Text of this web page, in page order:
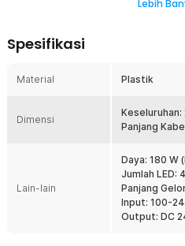
Pengering kutek kuku ini adalah
Anda tidak perlu khawatir tentang
kutek kuku Anda, menghilangkan
Cepat Kering dengan 45 LED
Pengering kutek kuku ini dibekali
untuk mengeringkan kutek kuku
Sensor Infra Merah Pintar
Pengering kutek kuku ini
pintar, yang dapat mendeteksi jari
menghidupkan dan mematikannya
Lebih
Spesifikasi
Material Plastik
Dimensi
Keseluruhan:
Panjang
Lain-lain
Daya: 180 W
Jumlah LED:
Panjang
Input: 100-
Output: DC